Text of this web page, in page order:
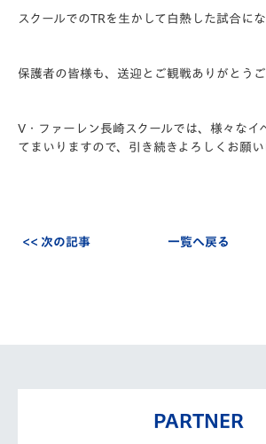
スクールでのTRを生かして白熱した試合にな
保護者の皆様も、送迎とご観戦ありがとうご
V・ファーレン長崎スクールでは、様々なイ
てまいりますので、引き続きよろしくお願い
<< 次の記事 一覧へ戻る
PARTNER